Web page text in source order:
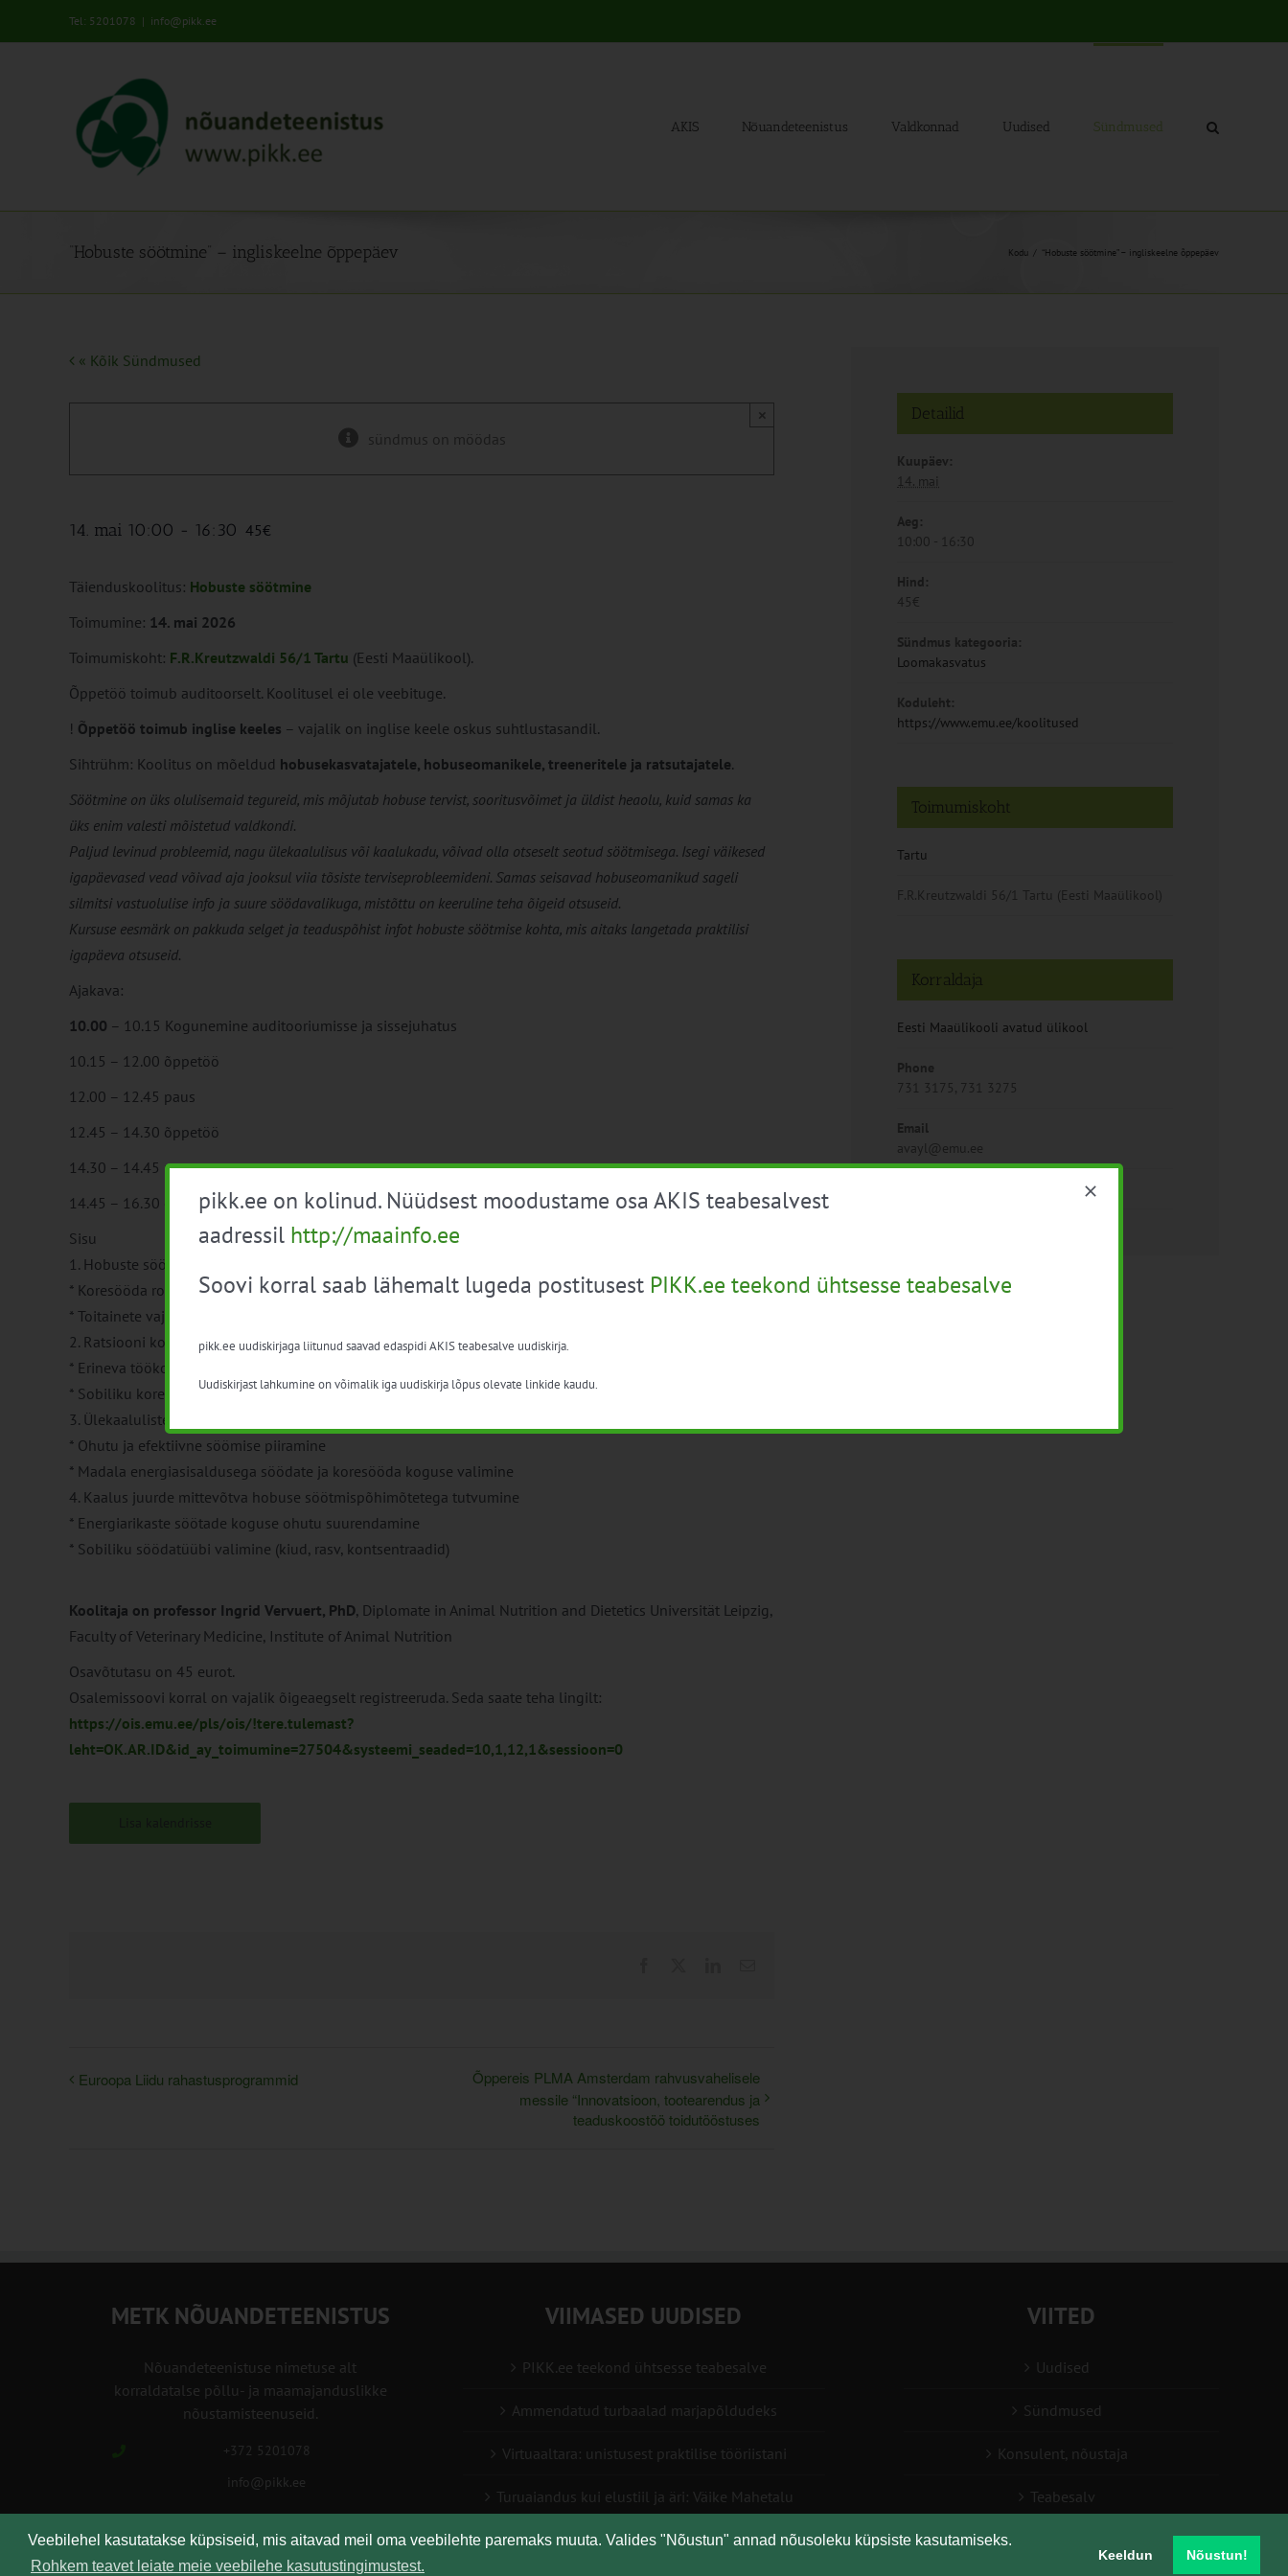
Veebilehel kasutatakse küpsiseid, mis aitavad meil oma veebilehte paremaks muuta. Valides "Nõustun" annad nõusoleku küpsiste kasutamiseks.
Rohkem teavet leiate meie veebilehe kasutustingimustest.
Keeldun Nõustun!
Tel: 5201078 | info@pikk.ee
AKIS Nõuandeteenistus Valdkonnad Uudised Sündmused
“Hobuste söötmine” – ingliskeelne õppepäev Kodu “Hobuste söötmine” – ingliskeelne õppepäev
« Kõik Sündmused
sündmus on möödas
×
14. mai 10:00 - 16:30 45€
Täienduskoolitus: Hobuste söötmine
Toimumine: 14. mai 2026
Toimumiskoht: F.R.Kreutzwaldi 56/1 Tartu (Eesti Maaülikool).
Õppetöö toimub auditoorselt. Koolitusel ei ole veebituge.
! Õppetöö toimub inglise keeles – vajalik on inglise keele oskus suhtlustasandil.
Sihtrühm: Koolitus on mõeldud hobusekasvatajatele, hobuseomanikele, treeneritele ja ratsutajatele.
Söötmine on üks olulisemaid tegureid, mis mõjutab hobuse tervist, sooritusvõimet ja üldist heaolu, kuid samas ka
üks enim valesti mõistetud valdkondi.
Paljud levinud probleemid, nagu ülekaalulisus või kaalukadu, võivad olla otseselt seotud söötmisega. Isegi väikesed
igapäevased vead võivad aja jooksul viia tõsiste terviseprobleemideni. Samas seisavad hobuseomanikud sageli
silmitsi vastuolulise info ja suure söödavalikuga, mistõttu on keeruline teha õigeid otsuseid.
Kursuse eesmärk on pakkuda selget ja teaduspõhist infot hobuste söötmise kohta, mis aitaks langetada praktilisi
igapäeva otsuseid.
Ajakava:
10.00 – 10.15 Kogunemine auditooriumisse ja sissejuhatus
10.15 – 12.00 õppetöö
12.00 – 12.45 paus
12.45 – 14.30 õppetöö
14.30 – 14.45 paus
14.45 – 16.30 õppetöö
Sisu
1. Hobuste söötmise põhiprintsiipide mõistmine
* Koresööda roll
* Toitainete vajadus: energia, kiudained, vitamiinid & mineraalid
2. Ratsiooni kohandamine vastavalt töökoormusele ja kehakonditsioonile
* Erineva töökoormusega hobuste energiavajadus
* Sobiliku koresööda, kontsentraatide ja lisandite valimine
3. Ülekaaluliste hobuste söötmispõhimõtetega tutvumine
* Ohutu ja efektiivne söömise piiramine
* Madala energiasisaldusega söödate ja koresööda koguse valimine
4. Kaalus juurde mittevõtva hobuse söötmispõhimõtetega tutvumine
* Energiarikaste söötade koguse ohutu suurendamine
* Sobiliku söödatüübi valimine (kiud, rasv, kontsentraadid)
Koolitaja on professor Ingrid Vervuert, PhD, Diplomate in Animal Nutrition and Dietetics Universität Leipzig,
Faculty of Veterinary Medicine, Institute of Animal Nutrition
Osavõtutasu on 45 eurot.
Osalemissoovi korral on vajalik õigeaegselt registreeruda. Seda saate teha lingilt:
https://ois.emu.ee/pls/ois/!tere.tulemast?
leht=OK.AR.ID&id_ay_toimumine=27504&systeemi_seaded=10,1,12,1&sessioon=0
Euroopa Liidu rahastusprogrammid
Õppereis PLMA Amsterdam rahvusvahelisele
messile “Innovatsioon, tootearendus ja
teaduskoostöö toidutööstuses
Detailid
Kuupäev:
14. mai
Aeg:
10:00 - 16:30
Hind:
45€
Sündmus kategooria:
Loomakasvatus
Koduleht:
https://www.emu.ee/koolitused
Toimumiskoht
Tartu
F.R.Kreutzwaldi 56/1 Tartu (Eesti Maaülikool)
Korraldaja
Eesti Maaülikooli avatud ülikool
Phone
731 3175, 731 3275
Email
avayl@emu.ee
METK NÕUANDETEENISTUS
Nõuandeteenistuse nimetuse alt
korraldatalse põllu- ja maamajanduslikke
nõustamisteenuseid.
+372 5201078
info@pikk.ee
Kirjuta meile!
VIIMASED UUDISED
PIKK.ee teekond ühtsesse teabesalve
Ammendatud turbaalad marjapõldudeks
Virtuaaltara: unistusest praktilise tööriistani
Turuaiandus kui elustiil ja äri: Väike Mahetalu
Vähemaga rohkem: kuidas digilahendused aitavad
VIITED
Uudised
Sündmused
Konsulent, nõustaja
Teabesalv
Liitu uudiskirjaga
pikk.ee on kolinud. Nüüdsest moodustame osa AKIS teabesalvest
aadressil http://maainfo.ee
Soovi korral saab lähemalt lugeda postitusest PIKK.ee teekond ühtsesse teabesalve
pikk.ee uudiskirjaga liitunud saavad edaspidi AKIS teabesalve uudiskirja.
Uudiskirjast lahkumine on võimalik iga uudiskirja lõpus olevate linkide kaudu.